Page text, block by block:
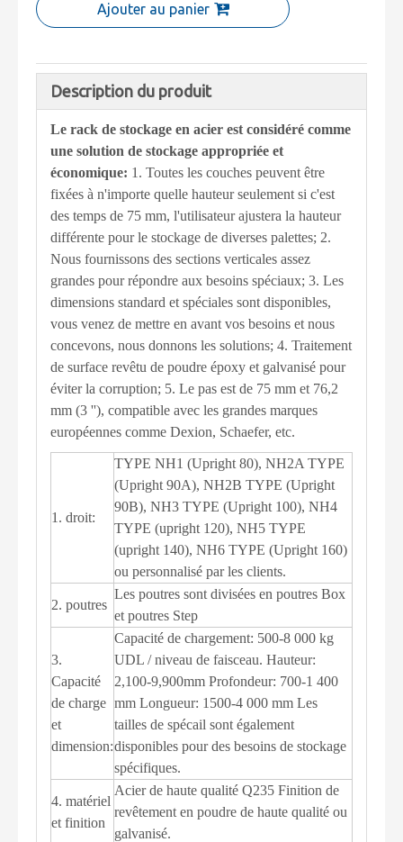
Ajouter au panier
Description du produit
Le rack de stockage en acier est considéré comme
une solution de stockage appropriée et
économique: 1. Toutes les couches peuvent être
fixées à n'importe quelle hauteur seulement si c'est
des temps de 75 mm, l'utilisateur ajustera la hauteur
différente pour le stockage de diverses palettes; 2.
Nous fournissons des sections verticales assez
grandes pour répondre aux besoins spéciaux; 3. Les
dimensions standard et spéciales sont disponibles,
vous venez de mettre en avant vos besoins et nous
concevons, nous donnons les solutions; 4. Traitement
de surface revêtu de poudre époxy et galvanisé pour
éviter la corruption; 5. Le pas est de 75 mm et 76,2
mm (3 ''), compatible avec les grandes marques
européennes comme Dexion, Schaefer, etc.
1. droit:
TYPE NH1 (Upright 80), NH2A TYPE
(Upright 90A), NH2B TYPE (Upright
90B), NH3 TYPE (Upright 100), NH4
TYPE (upright 120), NH5 TYPE
(upright 140), NH6 TYPE (Upright 160)
ou personnalisé par les clients.
2. poutres
Les poutres sont divisées en poutres Box
et poutres Step
3.
Capacité
de charge
et
dimension:
Capacité de chargement: 500-8 000 kg
UDL / niveau de faisceau. Hauteur:
2,100-9,900mm Profondeur: 700-1 400
mm Longueur: 1500-4 000 mm Les
tailles de spécail sont également
disponibles pour des besoins de stockage
spécifiques.
4. matériel
et finition
Acier de haute qualité Q235 Finition de
revêtement en poudre de haute qualité ou
galvanisé.